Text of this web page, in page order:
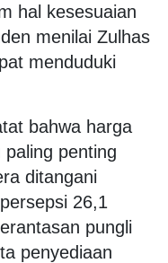
hal kesesuaian
menilai Zulhas
menduduki
bahwa harga
penting
ditangani
26,1
pungli
penyediaan